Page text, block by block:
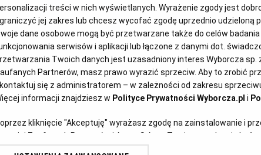
Ścichocki / Agencja Wyborcza.pl)
treści w nich wyświetlanych. Wyrażenie zgody jest
jej zakres lub chcesz wycofać zgodę uprzednio udzieloną
dane osobowe mogą być przetwarzane także do celów
serwisów i aplikacji lub łączone z danymi dot.
Twoich danych jest uzasadniony interes Wyborcza sp. z
Partnerów, masz prawo wyrazić sprzeciw. Aby to zrobić
się z administratorem – w zależności od zakresu
informacji znajdziesz w Polityce Prywatności Wyborcza.pl i
kliknięcie "Akceptuję" wyrażasz zgodę na zainstalowanie i
z o. o. jej Zaufanych Partnerów i Agora S.A. na Twoim urządzeniu
preferencje dot. plików cookie, ponownie wywołując narzędzie